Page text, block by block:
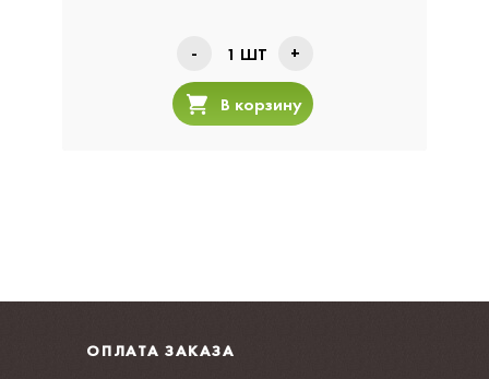
- 1 ШТ +
В корзину
ОПЛАТА ЗАКАЗА